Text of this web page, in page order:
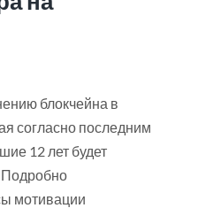
блокчейна в
согласно последним
12 лет будет
Подробно
мотивации